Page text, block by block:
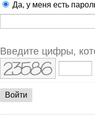
Да, у меня есть
Введите цифры,